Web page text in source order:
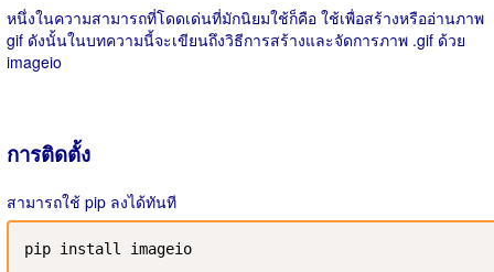
หนึ่งในความสามารถที่โดดเด่นที่มักนิยมใช้ก็คือ ใช้เพื่อสร้างหรืออ่านภาพ
gif ดังนั้นในบทความนี้จะเขียนถึงวิธีการสร้างและจัดการภาพ .gif ด้วย
imageio
การติดตั้ง
สามารถใช้ pip ลงได้ทันที
pip install imageio